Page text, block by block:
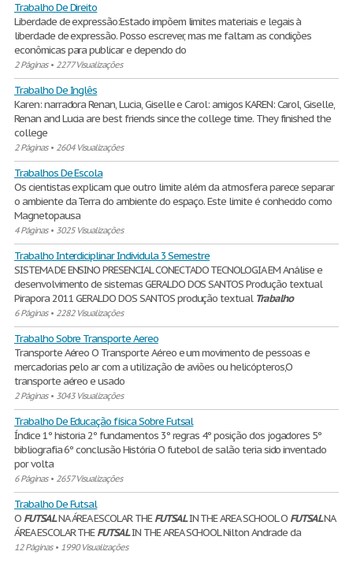
Trabalho De Direito
Liberdade de expressão:Estado impõem limites materiais e legais à
liberdade de expressão. Posso escrever, mas me faltam as condições
econômicas para publicar e dependo do
2 Páginas• 2277 Visualizações
Trabalho De Inglês
Karen: narradora Renan, Lucia, Giselle e Carol: amigos KAREN: Carol, Giselle,
Renan and Lucia are best friends since the college time. They finished the
college
2 Páginas• 2604 Visualizações
Trabalhos De Escola
Os cientistas explicam que outro limite além da atmosfera parece separar
o ambiente da Terra do ambiente do espaço. Este limite é conhecido como
Magnetopausa
4 Páginas• 3025 Visualizações
Trabalho Interdiciplinar Individula 3 Semestre
SISTEMA DE ENSINO PRESENCIAL CONECTADO TECNOLOGIA EM Análise e
desenvolvimento de sistemas GERALDO DOS SANTOS Produção textual
Pirapora 2011 GERALDO DOS SANTOS produção textual Trabalho
6 Páginas• 2282 Visualizações
Trabalho Sobre Transporte Aereo
Transporte Aéreo O Transporte Aéreo e um movimento de pessoas e
mercadorias pelo ar com a utilização de aviões ou helicópteros,O
transporte aéreo e usado
2 Páginas• 3043 Visualizações
Trabalho De Educação física Sobre Futsal
Índice 1º historia 2º fundamentos 3º regras 4º posição dos jogadores 5º
bibliografia 6º conclusão História O futebol de salão teria sido inventado
por volta
6 Páginas• 2657 Visualizações
Trabalho De Futsal
O FUTSALNA ÁREA ESCOLAR THEFUTSALIN THE AREA SCHOOL O FUTSALNA
ÁREA ESCOLAR THEFUTSALIN THE AREA SCHOOL Nilton Andrade da
12 Páginas• 1990 Visualizações